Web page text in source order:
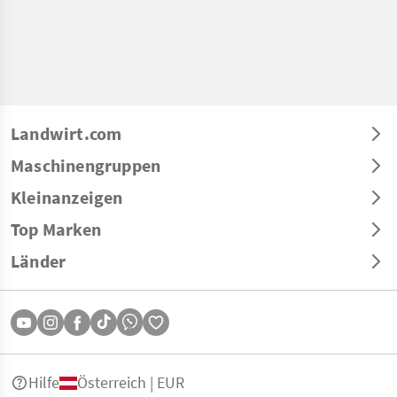
Landwirt.com
Maschinengruppen
Kleinanzeigen
Top Marken
Länder
Hilfe Österreich | EUR